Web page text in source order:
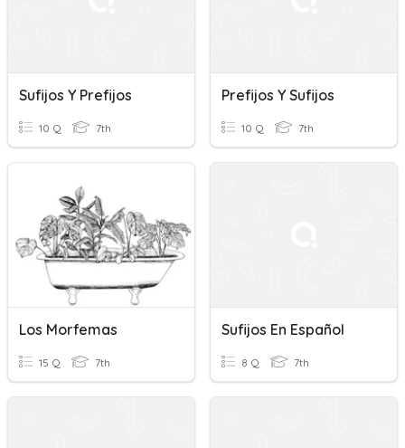
Sufijos Y Prefijos
10 Q 7th
Prefijos Y Sufijos
10 Q 7th
Los Morfemas
15 Q 7th
Sufijos En Español
8 Q 7th